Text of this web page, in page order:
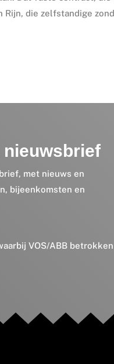
die zelfstandige
nieuwsbrief
met nieuws en
bijeenkomsten en
VOS/ABB betrokken